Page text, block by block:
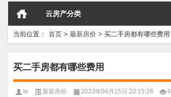
云房产分类
当前位置： 首页 > 最新房价 > 买二手房都有哪些费用
买二手房都有哪些费用
le 最新房价 2023年04月15日 22:15:28 6